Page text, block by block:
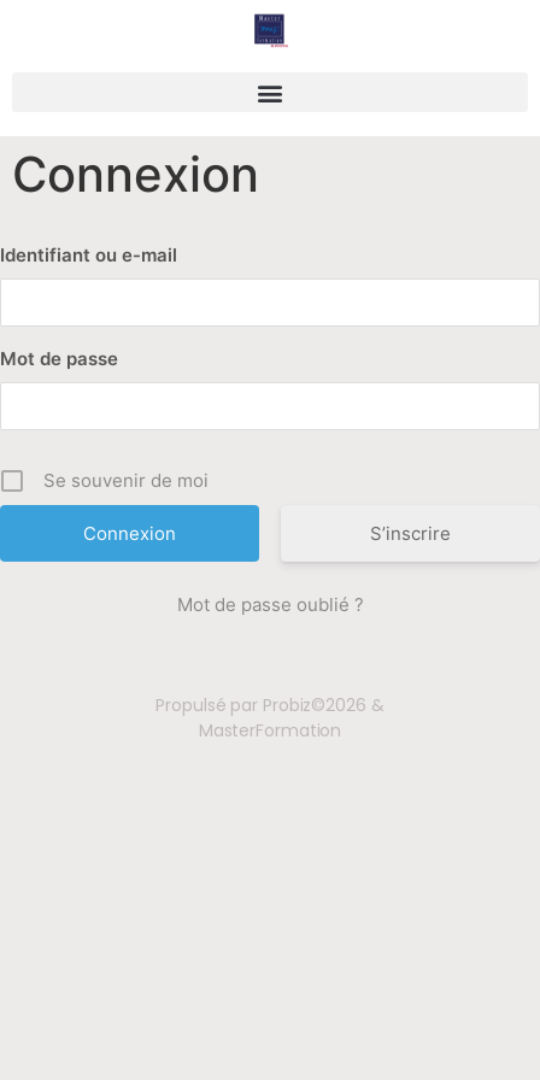
Connexion
Identifiant ou e-mail
Mot de passe
Se souvenir de moi
S’inscrire
Mot de passe oublié ?
Propulsé par Probiz©2026 &
MasterFormation